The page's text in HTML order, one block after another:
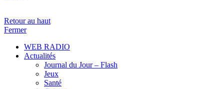
Retour au haut
Fermer
WEB RADIO
Actualités
Journal du Jour – Flash
Jeux
Santé